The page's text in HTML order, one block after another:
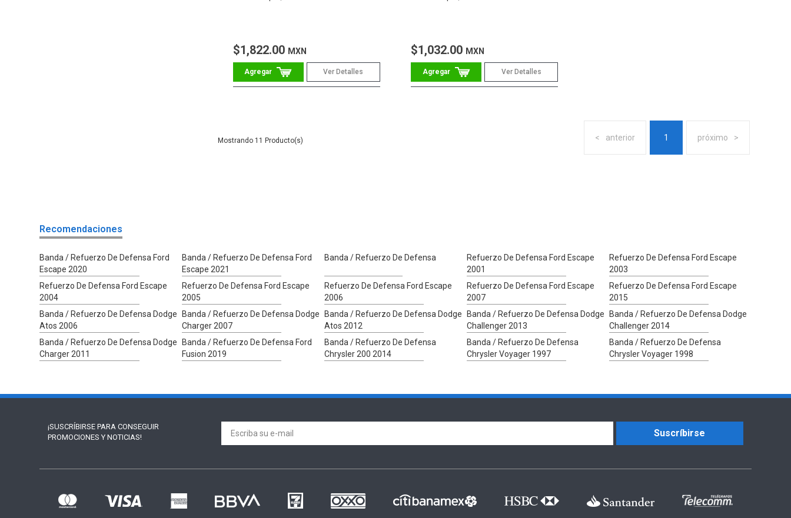
$1,822.00 MXN
Ver Detalles
$1,032.00 MXN
Ver Detalles
anterior 1 próximo
11
Recomendaciones
Banda / Refuerzo De Defensa Ford
Escape 2020
Banda / Refuerzo De Defensa Ford
Escape 2021
Banda / Refuerzo De Defensa
Refuerzo De Defensa Ford Escape
2001
Refuerzo De Defensa Ford Escape
2003
Refuerzo De Defensa Ford Escape
2004
Refuerzo De Defensa Ford Escape
2005
Refuerzo De Defensa Ford Escape
2006
Refuerzo De Defensa Ford Escape
2007
Refuerzo De Defensa Ford Escape
2015
Banda / Refuerzo De Defensa Dodge
Atos 2006
Banda / Refuerzo De Defensa Dodge
Charger 2007
Banda / Refuerzo De Defensa Dodge
Atos 2012
Banda / Refuerzo De Defensa Dodge
Challenger 2013
Banda / Refuerzo De Defensa Dodge
Challenger 2014
Banda / Refuerzo De Defensa Dodge
Charger 2011
Banda / Refuerzo De Defensa Ford
Fusion 2019
Banda / Refuerzo De Defensa
Chrysler 200 2014
Banda / Refuerzo De Defensa
Chrysler Voyager 1997
Banda / Refuerzo De Defensa
Chrysler Voyager 1998
¡SUSCRÍBIRSE PARA CONSEGUIR
PROMOCIONES Y NOTICIAS!
Suscríbirse